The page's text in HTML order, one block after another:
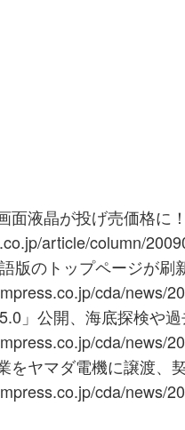
面液晶が投げ売価格に
article/column/
版のトップページが
cda/news/
」公開、海底探検や
cda/news/
をヤマダ電機に譲渡、
cda/news/